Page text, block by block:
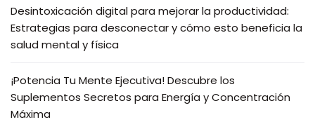
Desintoxicación digital para mejorar la productividad:
Estrategias para desconectar y cómo esto beneficia la
salud mental y física
¡Potencia Tu Mente Ejecutiva! Descubre los
Suplementos Secretos para Energía y Concentración
Máxima